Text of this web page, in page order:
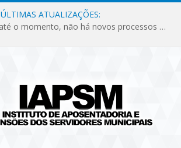
ÚLTIMAS ATUALIZAÇÕES:
Declaramos que até o momento, não há novos processos licitatórios para o Instituto de Previdência no ano de 2026.